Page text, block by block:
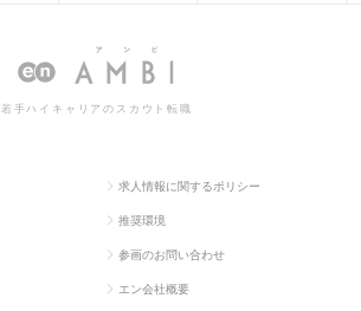
理の転職
若手ハイキャリアのスカウト転職
求人情報に関するポリシー
推奨環境
参画のお問い合わせ
エン会社概要